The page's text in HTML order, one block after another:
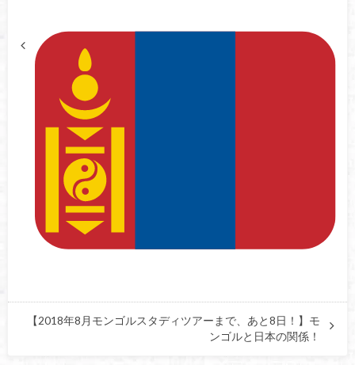
【2018年8月モンゴルスタディツアーまで、あと8日！】モ
ンゴルと日本の関係！